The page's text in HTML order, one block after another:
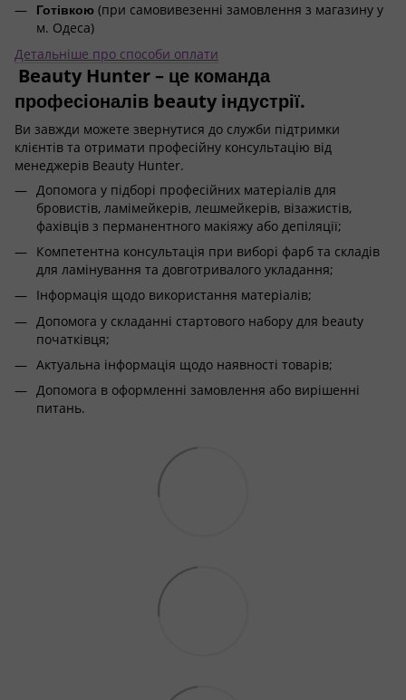
Готівкою (при самовивезенні замовлення з магазину у
м. Одеса)
Детальніше про способи оплати
Beauty Hunter – це команда
професіоналів beauty індустрії.
Ви завжди можете звернутися до служби підтримки
клієнтів та отримати професійну консультацію від
менеджерів Beauty Hunter.
Допомога у підборі професійних матеріалів для
бровистів, ламімейкерів, лешмейкерів, візажистів,
фахівців з перманентного макіяжу або депіляції;
Компетентна консультація при виборі фарб та складів
для ламінування та довготривалого укладання;
Інформація щодо використання матеріалів;
Допомога у складанні стартового набору для beauty
початківця;
Актуальна інформація щодо наявності товарів;
Допомога в оформленні замовлення або вирішенні
питань.